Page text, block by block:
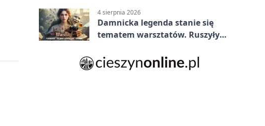
4 sierpnia 2026
Damnicka legenda stanie się
tematem warsztatów. Ruszyły